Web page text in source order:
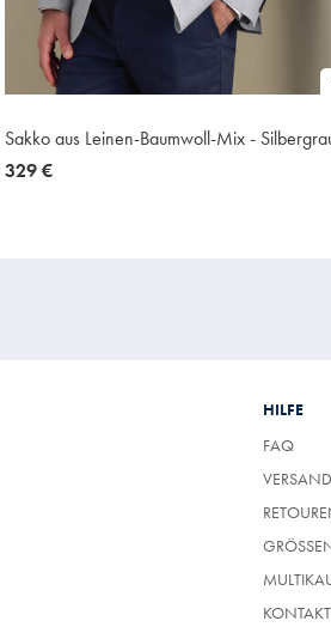
Sakko aus Leinen-Baumwoll-Mix -
now
329 €
HILFE
FAQ
VERSAND